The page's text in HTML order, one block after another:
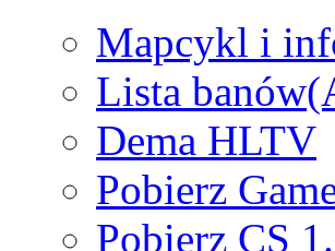
Mapcykl i
Lista
Dema HLTV
Pobierz
Pobierz CS